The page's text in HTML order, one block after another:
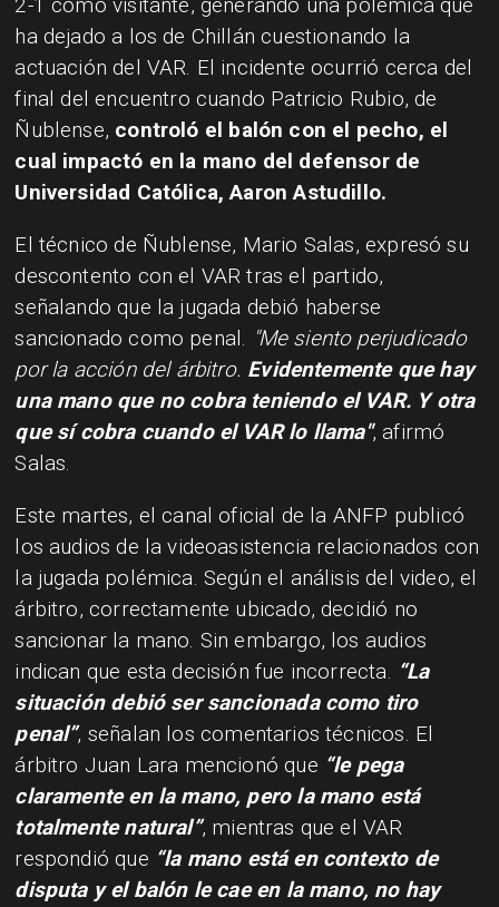
2-1 como visitante, generando una polémica que
ha dejado a los de Chillán cuestionando la
actuación del VAR. El incidente ocurrió cerca del
final del encuentro cuando Patricio Rubio, de
Ñublense, controló el balón con el pecho, el
cual impactó en la mano del defensor de
Universidad Católica, Aaron Astudillo.
El técnico de Ñublense, Mario Salas, expresó su
descontento con el VAR tras el partido,
señalando que la jugada debió haberse
sancionado como penal. "Me siento perjudicado
por la acción del árbitro. Evidentemente que hay
una mano que no cobra teniendo el VAR. Y otra
que sí cobra cuando el VAR lo llama", afirmó
Salas.
Este martes, el canal oficial de la ANFP publicó
los audios de la videoasistencia relacionados con
la jugada polémica. Según el análisis del video, el
árbitro, correctamente ubicado, decidió no
sancionar la mano. Sin embargo, los audios
indican que esta decisión fue incorrecta. “La
situación debió ser sancionada como tiro
penal”, señalan los comentarios técnicos. El
árbitro Juan Lara mencionó que “le pega
claramente en la mano, pero la mano está
totalmente natural”, mientras que el VAR
respondió que “la mano está en contexto de
disputa y el balón le cae en la mano, no hay